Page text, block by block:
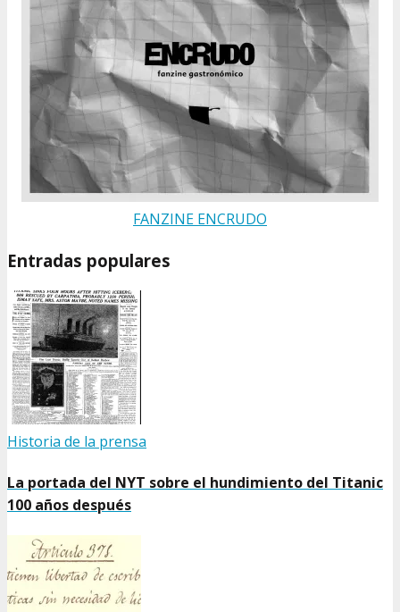
FANZINE ENCRUDO
Entradas populares
Historia de la prensa
La portada del NYT sobre el hundimiento del Titanic
100 años después